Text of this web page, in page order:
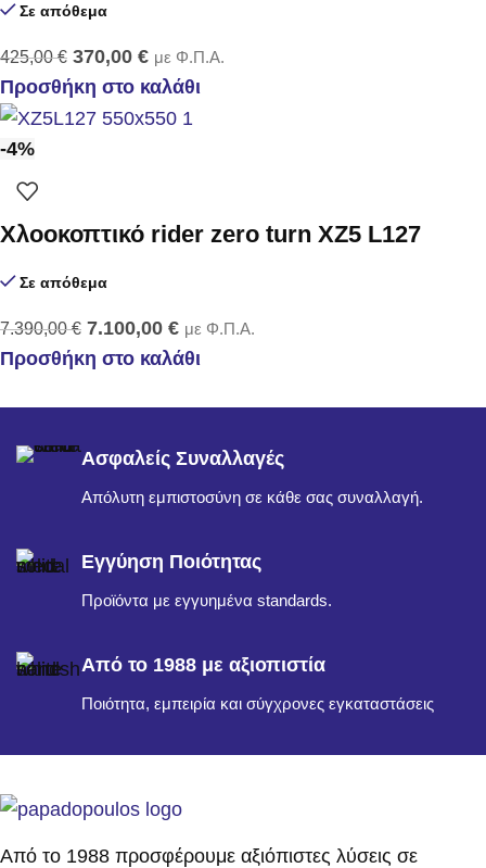
Σε απόθεμα
425,00€ 370,00 € με Φ.Π.Α.
Προσθήκη στο καλάθι
-4%
Χλοοκοπτικό rider zero turn XZ5 L127
Σε απόθεμα
7.390,00€ 7.100,00 € με Φ.Π.Α.
Προσθήκη στο καλάθι
Ασφαλείς Συναλλαγές
Απόλυτη εμπιστοσύνη σε κάθε σας συναλλαγή.
Εγγύηση Ποιότητας
Προϊόντα με εγγυημένα standards.
Από το 1988 με αξιοπιστία
Ποιότητα, εμπειρία και σύγχρονες εγκαταστάσεις
Από το 1988 προσφέρουμε αξιόπιστες λύσεις σε